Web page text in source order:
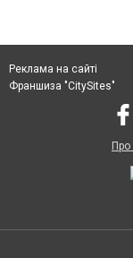
Реклама на сайті
Франшиза "CitySites"